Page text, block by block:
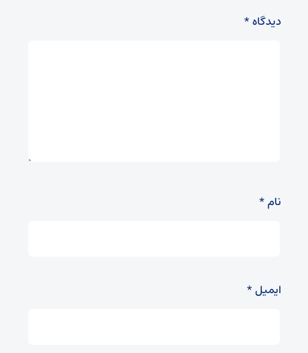
دیدگاه*
نام*
ایمیل*